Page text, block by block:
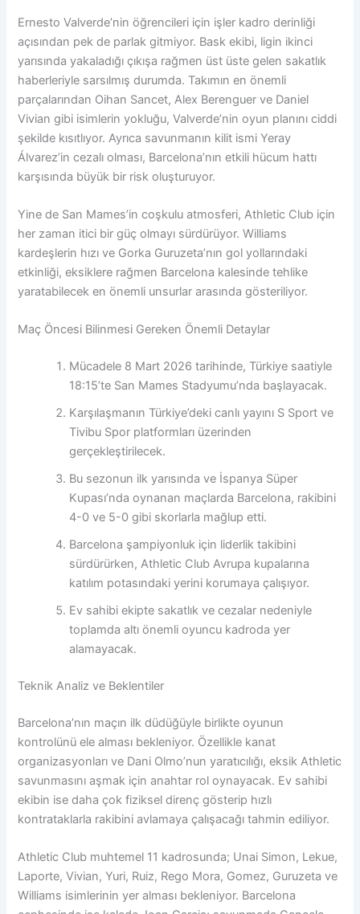
Ernesto Valverde’nin öğrencileri için işler kadro derinliği
açısından pek de parlak gitmiyor. Bask ekibi, ligin ikinci
yarısında yakaladığı çıkışa rağmen üst üste gelen sakatlık
haberleriyle sarsılmış durumda. Takımın en önemli
parçalarından Oihan Sancet, Alex Berenguer ve Daniel
Vivian gibi isimlerin yokluğu, Valverde’nin oyun planını ciddi
şekilde kısıtlıyor. Ayrıca savunmanın kilit ismi Yeray
Álvarez’in cezalı olması, Barcelona’nın etkili hücum hattı
karşısında büyük bir risk oluşturuyor.
Yine de San Mames’in coşkulu atmosferi, Athletic Club için
her zaman itici bir güç olmayı sürdürüyor. Williams
kardeşlerin hızı ve Gorka Guruzeta’nın gol yollarındaki
etkinliği, eksiklere rağmen Barcelona kalesinde tehlike
yaratabilecek en önemli unsurlar arasında gösteriliyor.
Maç Öncesi Bilinmesi Gereken Önemli Detaylar
Mücadele 8 Mart 2026 tarihinde, Türkiye saatiyle
18:15’te San Mames Stadyumu’nda başlayacak.
Karşılaşmanın Türkiye’deki canlı yayını S Sport ve
Tivibu Spor platformları üzerinden
gerçekleştirilecek.
Bu sezonun ilk yarısında ve İspanya Süper
Kupası’nda oynanan maçlarda Barcelona, rakibini
4-0 ve 5-0 gibi skorlarla mağlup etti.
Barcelona şampiyonluk için liderlik takibini
sürdürürken, Athletic Club Avrupa kupalarına
katılım potasındaki yerini korumaya çalışıyor.
Ev sahibi ekipte sakatlık ve cezalar nedeniyle
toplamda altı önemli oyuncu kadroda yer
alamayacak.
Teknik Analiz ve Beklentiler
Barcelona’nın maçın ilk düdüğüyle birlikte oyunun
kontrolünü ele alması bekleniyor. Özellikle kanat
organizasyonları ve Dani Olmo’nun yaratıcılığı, eksik Athletic
savunmasını aşmak için anahtar rol oynayacak. Ev sahibi
ekibin ise daha çok fiziksel direnç gösterip hızlı
kontrataklarla rakibini avlamaya çalışacağı tahmin ediliyor.
Athletic Club muhtemel 11 kadrosunda; Unai Simon, Lekue,
Laporte, Vivian, Yuri, Ruiz, Rego Mora, Gomez, Guruzeta ve
Williams isimlerinin yer alması bekleniyor. Barcelona